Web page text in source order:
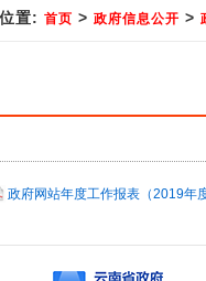
置: 首页 > 政府信息公开 >
政府网站年度工作报表（2019年